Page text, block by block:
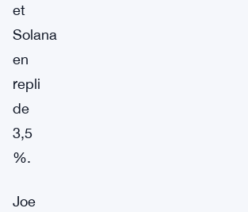
et
Solana
en
repli
de
3,5
%.
Joe